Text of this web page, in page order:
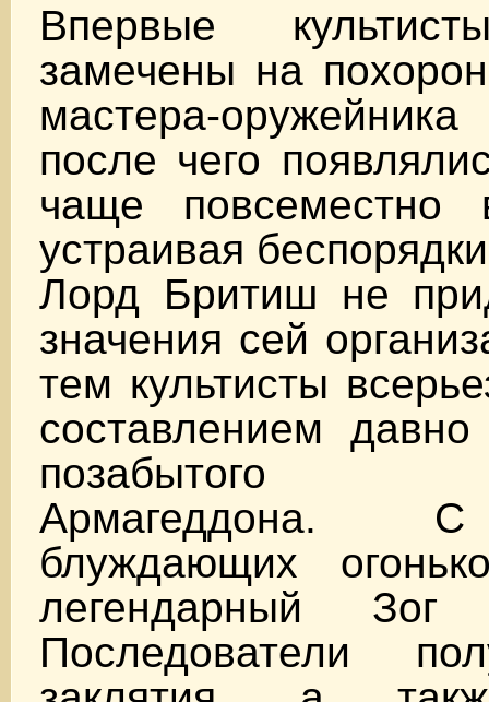
Впервые
замечены на
мастера-
после чего
чаще повсеместно
устраивая
Лорд Бритиш не
значения сей
тем культисты
составлением
позабытого
Армагеддона.
блуждающих
легендарный
Последователи